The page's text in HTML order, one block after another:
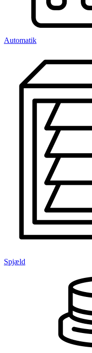
Automatik
Spjæld